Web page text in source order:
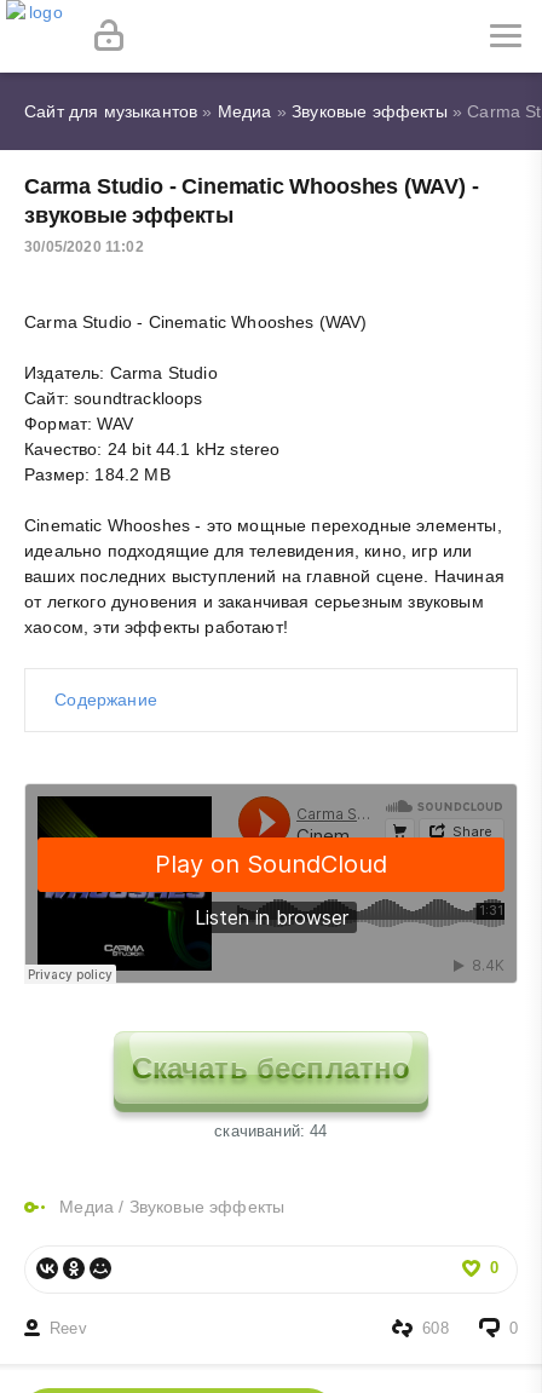
Сайт для музыкантов » Медиа »Звуковые эффекты » Carma
Carma Studio - Cinematic Whooshes (WAV) -
звуковые эффекты
30/05/2020 11:02
Carma Studio - Cinematic Whooshes (WAV)
Издатель: Carma Studio
Сайт: soundtrackloops
Формат: WAV
Качество: 24 bit 44.1 kHz stereo
Размер: 184.2 MB
Cinematic Whooshes - это мощные переходные элементы,
идеально подходящие для телевидения, кино, игр или
ваших последних выступлений на главной сцене. Начиная
от легкого дуновения и заканчивая серьезным звуковым
хаосом, эти эффекты работают!
Содержание
Скачать бесплатно
cкачиваний: 44
Медиа / Звуковые эффекты
0
Reev 0
608